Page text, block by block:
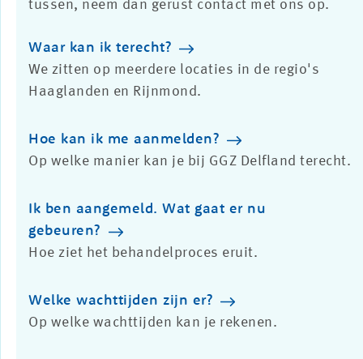
tussen, neem dan gerust contact met ons op.
Waar kan ik terecht?
We zitten op meerdere locaties in de regio's
Haaglanden en Rijnmond.
Hoe kan ik me aanmelden?
Op welke manier kan je bij GGZ Delfland terecht.
Ik ben aangemeld. Wat gaat er nu
gebeuren?
Hoe ziet het behandelproces eruit.
Welke wachttijden zijn er?
Op welke wachttijden kan je rekenen.